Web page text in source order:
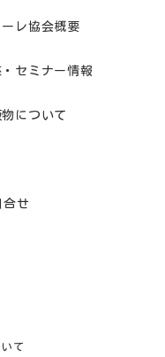
ーレ協会概要
セミナー情報
物について
合せ
て